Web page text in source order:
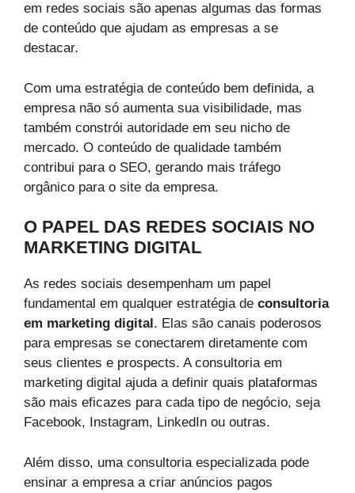
em redes sociais são apenas algumas das formas
de conteúdo que ajudam as empresas a se
destacar.
Com uma estratégia de conteúdo bem definida, a
empresa não só aumenta sua visibilidade, mas
também constrói autoridade em seu nicho de
mercado. O conteúdo de qualidade também
contribui para o SEO, gerando mais tráfego
orgânico para o site da empresa.
O PAPEL DAS REDES SOCIAIS NO
MARKETING DIGITAL
As redes sociais desempenham um papel
fundamental em qualquer estratégia de consultoria
em marketing digital. Elas são canais poderosos
para empresas se conectarem diretamente com
seus clientes e prospects. A consultoria em
marketing digital ajuda a definir quais plataformas
são mais eficazes para cada tipo de negócio, seja
Facebook, Instagram, LinkedIn ou outras.
Além disso, uma consultoria especializada pode
ensinar a empresa a criar anúncios pagos